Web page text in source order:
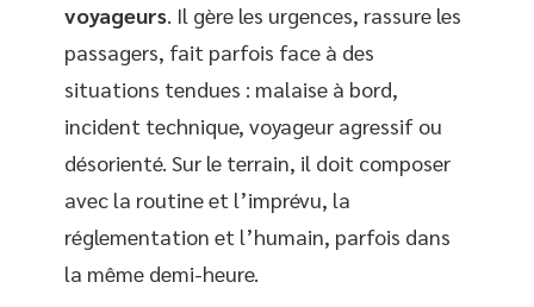
voyageurs. Il gère les urgences, rassure les
passagers, fait parfois face à des
situations tendues : malaise à bord,
incident technique, voyageur agressif ou
désorienté. Sur le terrain, il doit composer
avec la routine et l’imprévu, la
réglementation et l’humain, parfois dans
la même demi-heure.